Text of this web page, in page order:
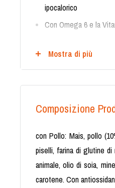
ipocalorico
Con Omega 6 e la
del tuo animale.
Un peso sano
peso extra gli
Realizzato con
Mostra di più
Composizione
con Pollo: Mais, pollo
piselli, farina di glutine di
animale, olio di soia,
carotene. Con